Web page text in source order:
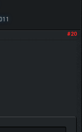
#20